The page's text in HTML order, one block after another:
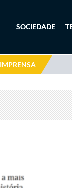
SOCIEDADE
IMPRENSA